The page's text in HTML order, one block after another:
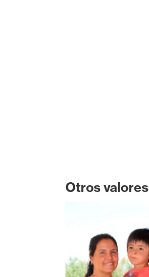
Otros valores